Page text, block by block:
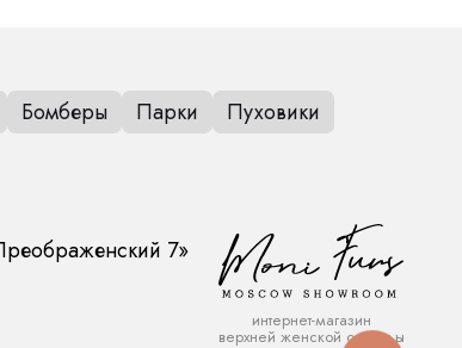
Бомберы Парки Пуховики
7»
интернет-магазин
верхней женской одежды